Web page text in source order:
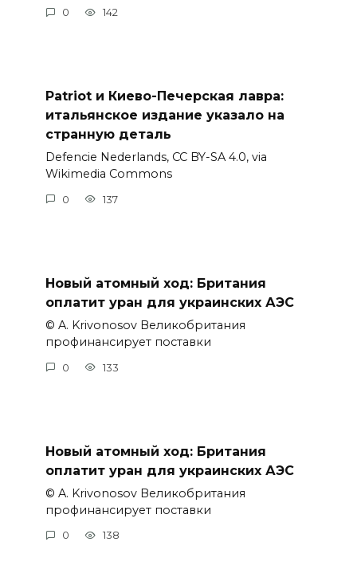
0 142
Patriot и Киево-Печерская лавра:
итальянское издание указало на
странную деталь
Defencie Nederlands, CC BY-SA 4.0, via
Wikimedia Commons
0 137
Новый атомный ход: Британия
оплатит уран для украинских АЭС
© A. Krivonosov Великобритания
профинансирует поставки
0 133
Новый атомный ход: Британия
оплатит уран для украинских АЭС
© A. Krivonosov Великобритания
профинансирует поставки
0 138